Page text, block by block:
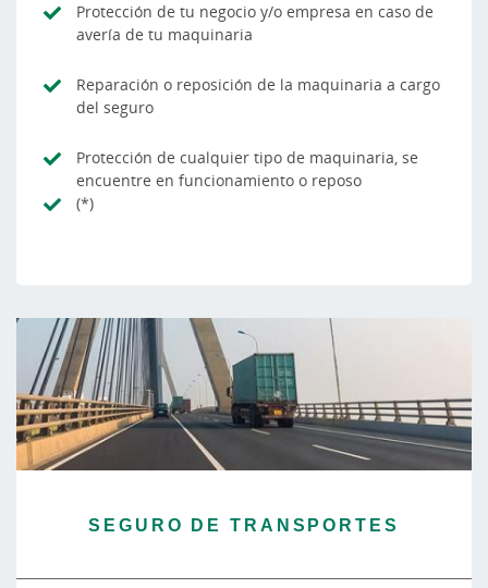
Protección de tu negocio y/o empresa en caso de
avería de tu maquinaria
Reparación o reposición de la maquinaria a cargo
del seguro
Protección de cualquier tipo de maquinaria, se
encuentre en funcionamiento o reposo
(*)
SEGURO DE TRANSPORTES